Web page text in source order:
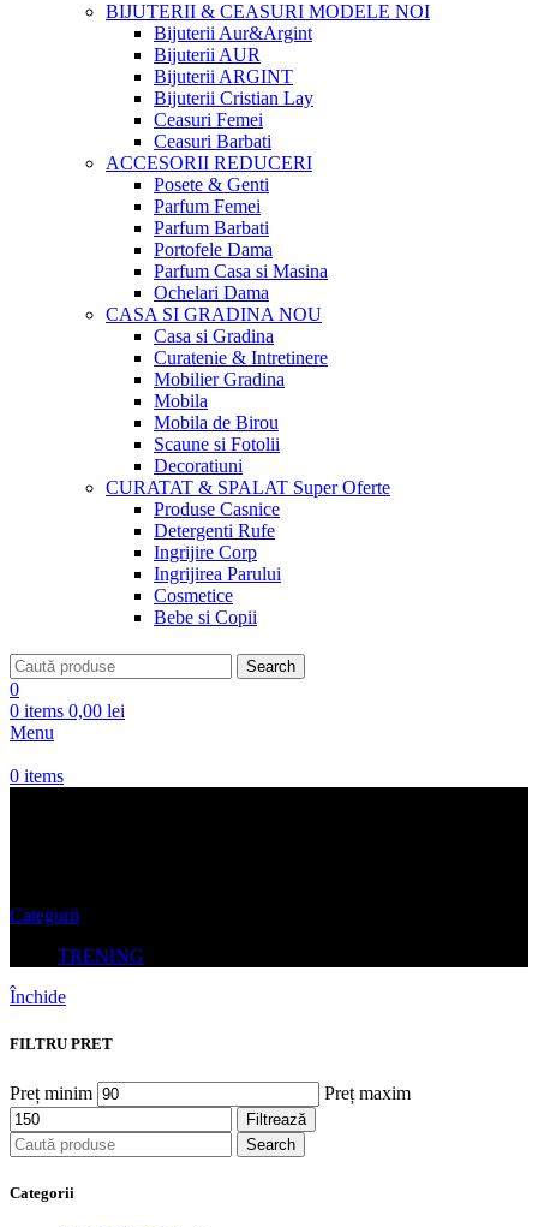
BIJUTERII & CEASURI MODELE NOI
Bijuterii Aur&Argint
Bijuterii AUR
Bijuterii ARGINT
Bijuterii Cristian Lay
Ceasuri Femei
Ceasuri Barbati
ACCESORII REDUCERI
Posete & Genti
Parfum Femei
Parfum Barbati
Portofele Dama
Parfum Casa si Masina
Ochelari Dama
CASA SI GRADINANOU
Casa si Gradina
Curatenie & Intretinere
Mobilier Gradina
Mobila
Mobila de Birou
Scaune si Fotolii
Decoratiuni
CURATAT & SPALAT Super Oferte
Produse Casnice
Detergenti Rufe
Ingrijire Corp
Ingrijirea Parului
Cosmetice
Bebe si Copii
Search
0
0 items 0,00 lei
Menu
0 items
Categorii
TRENING
Închide
FILTRU PRET
Preț minim Preț maxim
Filtrează
Search
Categorii